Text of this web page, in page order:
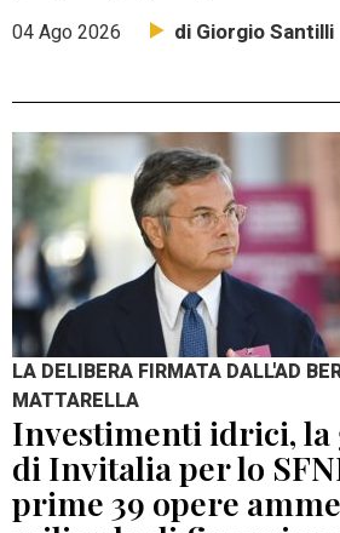
04 Ago 2026 di Giorgio Santilli
LA DELIBERA FIRMATA DALL'AD
MATTARELLA
Investimenti idrici,
di Invitalia per lo
prime 39 opere